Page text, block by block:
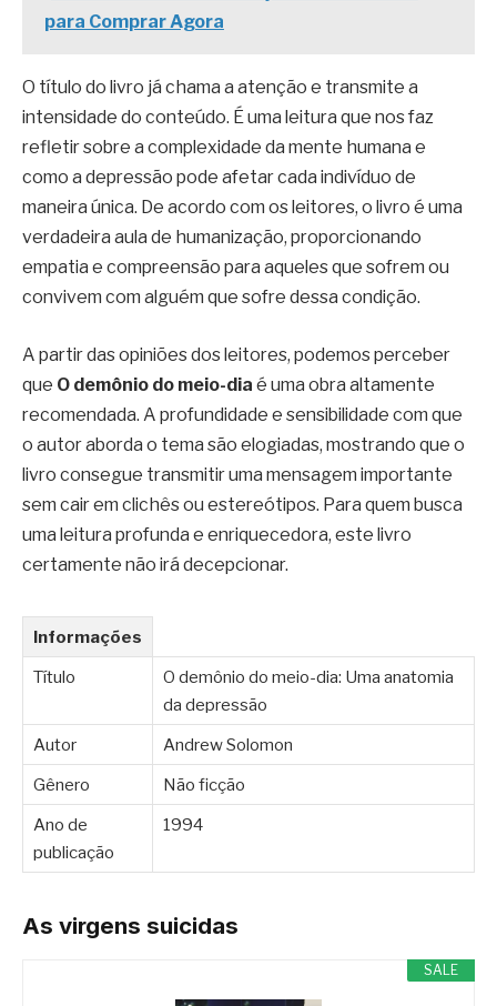
para Comprar Agora
O título do livro já chama a atenção e transmite a
intensidade do conteúdo. É uma leitura que nos faz
refletir sobre a complexidade da mente humana e
como a depressão pode afetar cada indivíduo de
maneira única. De acordo com os leitores, o livro é uma
verdadeira aula de humanização, proporcionando
empatia e compreensão para aqueles que sofrem ou
convivem com alguém que sofre dessa condição.
A partir das opiniões dos leitores, podemos perceber
que O demônio do meio-dia é uma obra altamente
recomendada. A profundidade e sensibilidade com que
o autor aborda o tema são elogiadas, mostrando que o
livro consegue transmitir uma mensagem importante
sem cair em clichês ou estereótipos. Para quem busca
uma leitura profunda e enriquecedora, este livro
certamente não irá decepcionar.
Informações
Título
O demônio do meio-dia: Uma anatomia
da depressão
Autor
Andrew Solomon
Gênero
Não ficção
Ano de
publicação
1994
As virgens suicidas
SALE